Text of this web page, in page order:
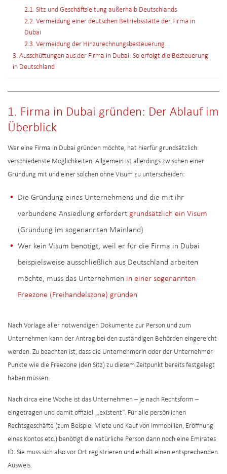
2.1. Sitz und Geschäftsleitung außerhalb Deutschlands
2.2. Vermeidung einer deutschen Betriebsstätte der Firma in
Dubai
2.3. Vermeidung der Hinzurechnungsbesteuerung
3. Ausschüttungen aus der Firma in Dubai: So erfolgt die Besteuerung
in Deutschland
1. Firma in Dubai gründen: Der Ablauf im
Überblick
Wer eine Firma in Dubai gründen möchte, hat hierfür grundsätzlich
verschiedenste Möglichkeiten. Allgemein ist allerdings zwischen einer
Gründung mit und einer solchen ohne Visum zu unterscheiden:
Die Gründung eines Unternehmens und die mit ihr
verbundene Ansiedlung erfordert grundsätzlich ein Visum
(Gründung im sogenannten Mainland)
Wer kein Visum benötigt, weil er für die Firma in Dubai
beispielsweise ausschließlich aus Deutschland arbeiten
möchte, muss das Unternehmen in einer sogenannten
Freezone (Freihandelszone) gründen
Nach Vorlage aller notwendigen Dokumente zur Person und zum
Unternehmen kann der Antrag bei den zuständigen Behörden eingereicht
werden. Zu beachten ist, dass die Unternehmerin oder der Unternehmer
Punkte wie die Freezone (den Sitz) zu diesem Zeitpunkt bereits festgelegt
haben müssen.
Nach circa eine Woche ist das Unternehmen – je nach Rechtsform –
eingetragen und damit offiziell „existent“. Für alle persönlichen
Rechtsgeschäfte (zum Beispiel Miete und Kauf von Immobilien, Eröffnung
eines Kontos etc.) benötigt die natürliche Person dann noch eine Emirates
ID. Sie muss sich also vor Ort registrieren und erhält einen entsprechenden
Ausweis.